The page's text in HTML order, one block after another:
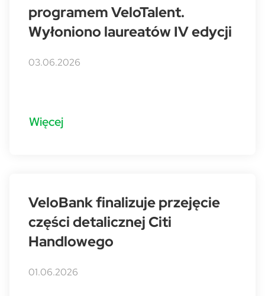
programem VeloTalent.
Wyłoniono laureatów IV edycji
03.06.2026
Więcej
VeloBank finalizuje przejęcie
części detalicznej Citi
Handlowego
01.06.2026